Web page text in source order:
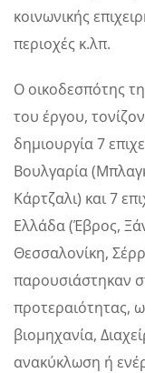
κοινωνικής
περιοχές κ.λπ.
Ο οικοδεσπότης
του έργου,
δημιουργία 7
Βουλγαρία
Κάρτζαλι) και 7
Ελλάδα (Έβρος,
Θεσσαλονίκη,
παρουσιάστηκαν
προτεραιότητας,
βιομηχανία,
ανακύκλωση ή